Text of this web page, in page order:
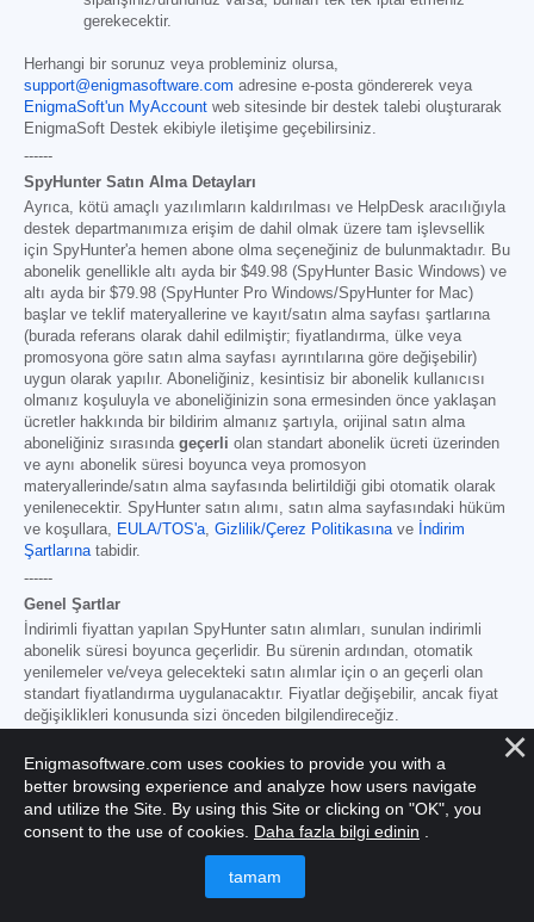
gerekecektir.
Herhangi bir sorunuz veya probleminiz olursa,
support@enigmasoftware.com adresine e-posta göndererek veya
EnigmaSoft'un MyAccount web sitesinde bir destek talebi oluşturarak
EnigmaSoft Destek ekibiyle iletişime geçebilirsiniz.
------
SpyHunter Satın Alma Detayları
Ayrıca, kötü amaçlı yazılımların kaldırılması ve HelpDesk aracılığıyla
destek departmanımıza erişim de dahil olmak üzere tam işlevsellik
için SpyHunter'a hemen abone olma seçeneğiniz de bulunmaktadır. Bu
abonelik genellikle altı ayda bir $49.98 (SpyHunter Basic Windows) ve
altı ayda bir $79.98 (SpyHunter Pro Windows/SpyHunter for Mac)
başlar ve teklif materyallerine ve kayıt/satın alma sayfası şartlarına
(burada referans olarak dahil edilmiştir; fiyatlandırma, ülke veya
promosyona göre satın alma sayfası ayrıntılarına göre değişebilir)
uygun olarak yapılır. Aboneliğiniz, kesintisiz bir abonelik kullanıcısı
olmanız koşuluyla ve aboneliğinizin sona ermesinden önce yaklaşan
ücretler hakkında bir bildirim almanız şartıyla, orijinal satın alma
aboneliğiniz sırasında geçerli olan standart abonelik ücreti üzerinden
ve aynı abonelik süresi boyunca veya promosyon
materyallerinde/satın alma sayfasında belirtildiği gibi otomatik olarak
yenilenecektir. SpyHunter satın alımı, satın alma sayfasındaki hüküm
ve koşullara, EULA/TOS'a, Gizlilik/Çerez Politikasınave İndirim
Şartlarınatabidir.
------
Genel Şartlar
İndirimli fiyattan yapılan SpyHunter satın alımları, sunulan indirimli
abonelik süresi boyunca geçerlidir. Bu sürenin ardından, otomatik
yenilemeler ve/veya gelecekteki satın alımlar için o an geçerli olan
standart fiyatlandırma uygulanacaktır. Fiyatlar değişebilir, ancak fiyat
değişiklikleri konusunda sizi önceden bilgilendireceğiz.
Gizlilik/Çerez Politikamızve İndirim Koşullarımızı kabul etmenize
bağlıdır. Lütfen ayrıcaSSSveTehdit Değerlendirme Kriterlerimize
göz atın. SpyHunter'ı kaldırmak istiyorsanız,nasıl yapılacağını
öğrenin.
Enigmasoftware.com uses cookies to provide you with a
better browsing experience and analyze how users navigate
and utilize the Site. By using this Site or clicking on "OK", you
consent to the use of cookies. Daha fazla bilgi edinin